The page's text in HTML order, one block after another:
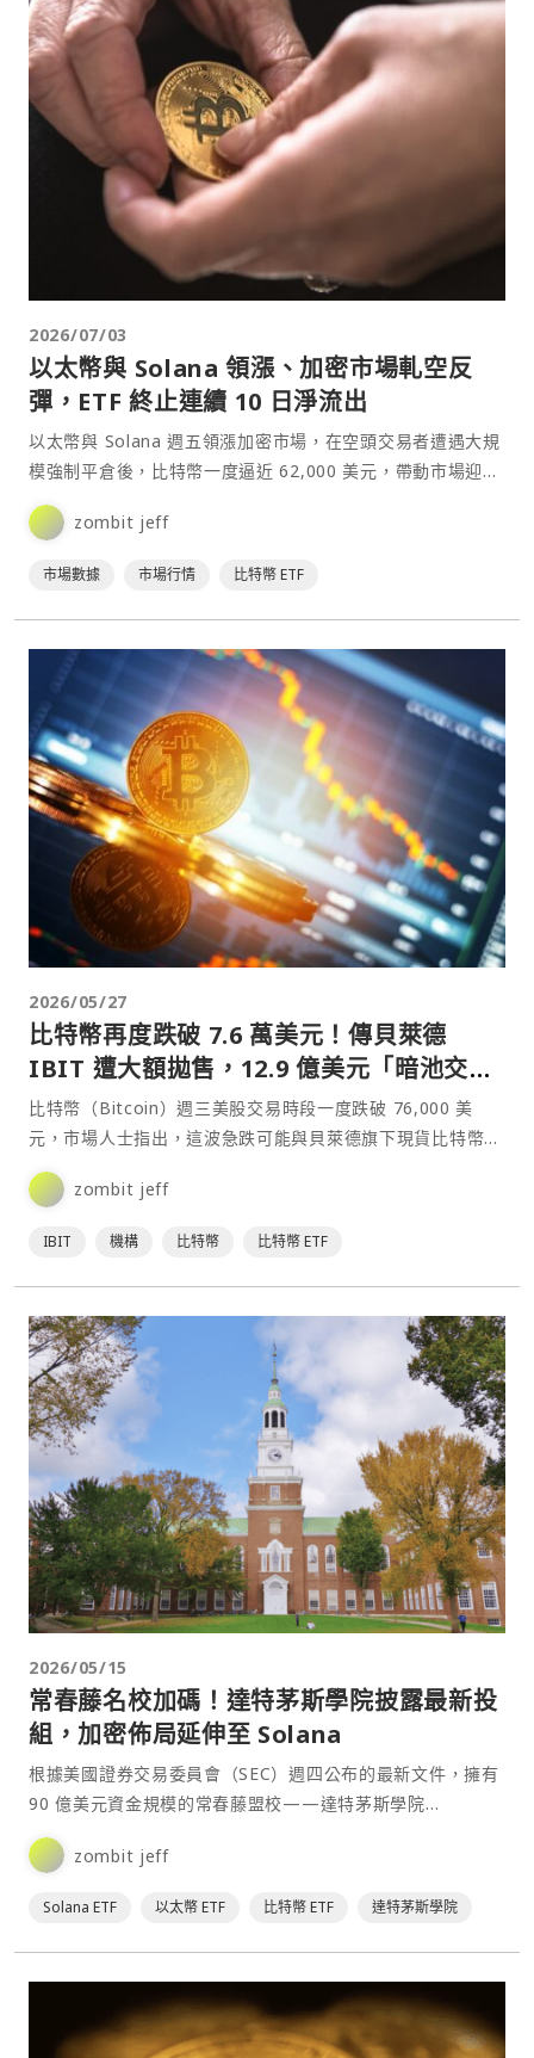
2026/07/03
以太幣與 Solana 領漲、加密市場軋空反
彈，ETF 終止連續 10 日淨流出
以太幣與 Solana 週五領漲加密市場，在空頭交易者遭遇大規
模強制平倉後，比特幣一度逼近 62,000 美元，帶動市場迎來
自 6 月中旬以來最具力度的一週反彈。⋯
zombit jeff
市場數據 市場行情 比特幣 ETF
2026/05/27
比特幣再度跌破 7.6 萬美元！傳貝萊德
IBIT 遭大額拋售，12.9 億美元「暗池交
易」出貨
比特幣（Bitcoin）週三美股交易時段一度跌破 76,000 美
元，市場人士指出，這波急跌可能與貝萊德旗下現貨比特幣
ETF —— iShares Bitcoin⋯
zombit jeff
IBIT 機構 比特幣 比特幣 ETF
2026/05/15
常春藤名校加碼！達特茅斯學院披露最新投
組，加密佈局延伸至 Solana
根據美國證券交易委員會（SEC）週四公布的最新文件，擁有
90 億美元資金規模的常春藤盟校——達特茅斯學院
（Dartmouth College），已顯著增加其投資組⋯
zombit jeff
Solana ETF 以太幣 ETF 比特幣 ETF 達特茅斯學院